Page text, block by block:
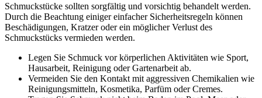
Schmuckstücke sollten sorgfältig und vorsichtig behandelt werden.
Durch die Beachtung einiger einfacher Sicherheitsregeln können
Beschädigungen, Kratzer oder ein möglicher Verlust des
Schmuckstücks vermieden werden.
Legen Sie Schmuck vor körperlichen Aktivitäten wie Sport,
Hausarbeit, Reinigung oder Gartenarbeit ab.
Vermeiden Sie den Kontakt mit aggressiven Chemikalien wie
Reinigungsmitteln, Kosmetika, Parfüm oder Cremes.